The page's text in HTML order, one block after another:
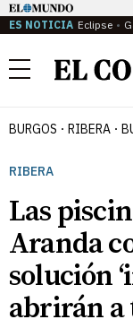
ES NOTICIA Eclipse
Menú
BURGOS RIBERA
RIBERA
Las
Aranda
solución
abrirán a